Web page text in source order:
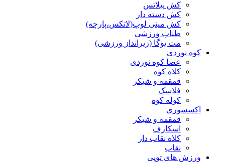
کش پیلاتس
کش دسته دار
کش مینی لوپ(لاتکس،پارچه)
طناب ورزشی
مت یوگا (زیرانداز ورزشی)
کوه نوردی
عصا کوه نوردی
کلاه کوه
قمقمه و شیکر
فلاسک
کوله کوه
اکسسوری
قمقمه و شیکر
اسکارف
کلاه نقاب دار
نقاب
ورزش های توپی